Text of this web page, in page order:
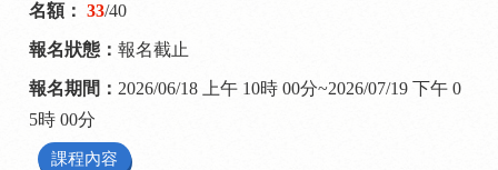
33/40
報名截止
2026/06/18 上午 10時 00分~2026/07/19 下午 0
5時 00分
課程內容